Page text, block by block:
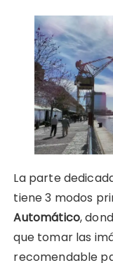
La parte
tiene 3 modos
Automático,
que tomar las
recomendable